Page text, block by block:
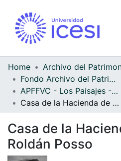
Home
Fondo Archivo del Patrimonio Fotográfico y Fílmico del Valle del Cauca
APFFVC - Los Paisajes - Patrimonial
Casa de la Hacienda de la familia Roldán Posso
Casa de la
Roldán Posso